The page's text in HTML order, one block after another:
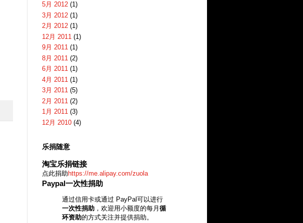
5月 2012 (1)
3月 2012 (1)
2月 2012 (1)
12月 2011 (1)
9月 2011 (1)
8月 2011 (2)
6月 2011 (1)
4月 2011 (1)
3月 2011 (5)
2月 2011 (2)
1月 2011 (3)
12月 2010 (4)
乐捐随意
淘宝乐捐链接
点此捐助 https://me.alipay.com/zuola
Paypal一次性捐助
通过信用卡或通过 PayPal可以进行
一次性捐助 ，欢迎用小额度的每月 循
环资助的方式关注并提供捐助。